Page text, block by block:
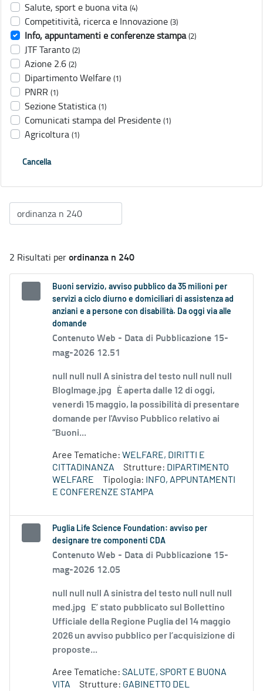
Salute, sport e buona vita (4)
Competitività, ricerca e Innovazione (3)
Info, appuntamenti e conferenze stampa (2)
JTF Taranto (2)
Azione 2.6 (2)
Dipartimento Welfare (1)
PNRR (1)
Sezione Statistica (1)
Comunicati stampa del Presidente (1)
Agricoltura (1)
Cancella
2 Risultati perordinanza n 240
Buoni servizio, avviso pubblico da 35 milioni per
servizi a ciclo diurno e domiciliari di assistenza ad
anziani e a persone con disabilità. Da oggi via alle
domande
Contenuto Web - Data di Pubblicazione 15-
mag-2026 12.51
null null null A sinistra del testo null null null
BlogImage.jpg È aperta dalle 12 di oggi,
venerdì 15 maggio, la possibilità di presentare
domande per l'Avviso Pubblico relativo ai
“Buoni...
Aree Tematiche: WELFARE, DIRITTI E
CITTADINANZA
Strutture: DIPARTIMENTO
WELFARE
Tipologia:
INFO, APPUNTAMENTI
E CONFERENZE STAMPA
Puglia Life Science Foundation: avviso per
designare tre componenti CDA
Contenuto Web - Data di Pubblicazione 15-
mag-2026 12.05
null null null A sinistra del testo null null null
med.jpg E’ stato pubblicato sul Bollettino
Ufficiale della Regione Puglia del 14 maggio
2026 un avviso pubblico per l’acquisizione di
proposte...
Aree Tematiche: SALUTE, SPORT E BUONA
VITA
Strutture: GABINETTO DEL